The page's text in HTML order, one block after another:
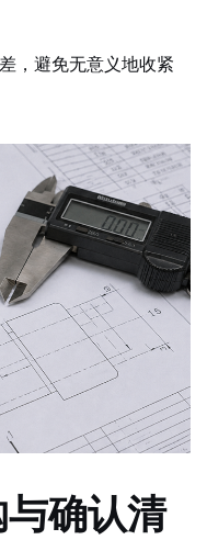
，避免无意义地收紧
确认清